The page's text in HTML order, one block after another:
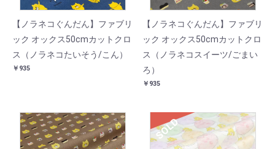
【ノラネコぐんだん】ファブリ
ック オックス50cmカットクロ
ス（ノラネコたいそう/こん）
￥935
【ノラネコぐんだん】ファブリ
ック オックス50cmカットクロ
ス（ノラネコスイーツ/ごまい
ろ）
￥935
SOLD